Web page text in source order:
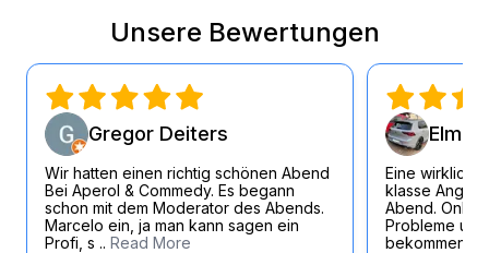
Unsere Bewertungen
Gregor Deiters
Wir hatten einen richtig schönen Abend
Bei Aperol & Commedy. Es begann
schon mit dem Moderator des Abends.
Marcelo ein, ja man kann sagen ein
Profi, s .. Read More
Elmar
Eine wirklich
klasse
Abend.
Probleme
bekommen